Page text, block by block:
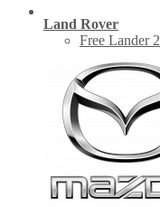
Land Rover
Free Lander 2